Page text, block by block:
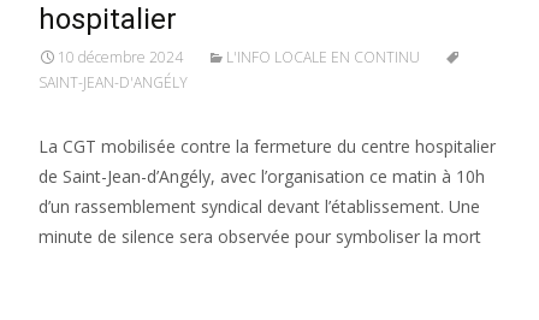
hospitalier
10 décembre 2024
L'INFO LOCALE EN CONTINU
SAINT-JEAN-D'ANGÉLY
La CGT mobilisée contre la fermeture du centre hospitalier
de Saint-Jean-d’Angély, avec l’organisation ce matin à 10h
d’un rassemblement syndical devant l’établissement. Une
minute de silence sera observée pour symboliser la mort